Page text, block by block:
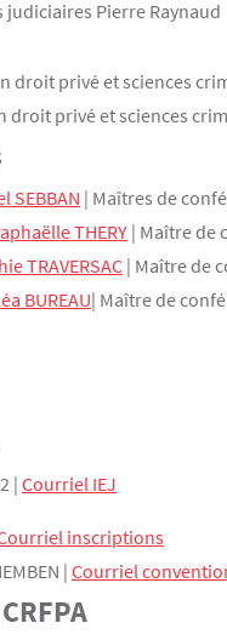
Pierre Raynaud
droit privé et sciences
droit privé et sciences
SEBBAN | Maîtres de
THERY| Maître de
TRAVERSAC | Maître de
BUREAU| Maître de
| Courriel IEJ
inscriptions
|Courriel